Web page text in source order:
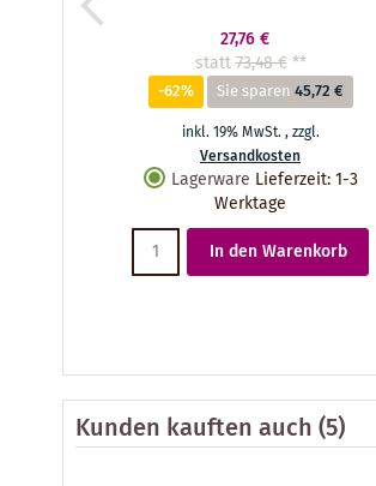
27,76 €
statt73,48 € **
-62% Sie sparen45,72 €
inkl. 19% MwSt.,zzgl.
Versandkosten
Lagerware Lieferzeit:1-3
Werktage
In den Warenkorb
Kunden kauften auch(5)